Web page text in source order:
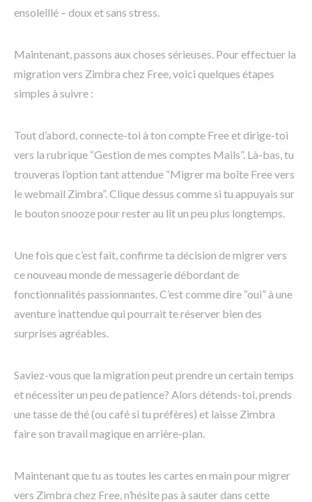
ensoleillé – doux et sans stress.
Maintenant, passons aux choses sérieuses. Pour effectuer la
migration vers Zimbra chez Free, voici quelques étapes
simples à suivre :
Tout d’abord, connecte-toi à ton compte Free et dirige-toi
vers la rubrique “Gestion de mes comptes Mails”. Là-bas, tu
trouveras l’option tant attendue “Migrer ma boîte Free vers
le webmail Zimbra”. Clique dessus comme si tu appuyais sur
le bouton snooze pour rester au lit un peu plus longtemps.
Une fois que c’est fait, confirme ta décision de migrer vers
ce nouveau monde de messagerie débordant de
fonctionnalités passionnantes. C’est comme dire “oui” à une
aventure inattendue qui pourrait te réserver bien des
surprises agréables.
Saviez-vous que la migration peut prendre un certain temps
et nécessiter un peu de patience? Alors détends-toi, prends
une tasse de thé (ou café si tu préfères) et laisse Zimbra
faire son travail magique en arrière-plan.
Maintenant que tu as toutes les cartes en main pour migrer
vers Zimbra chez Free, n’hésite pas à sauter dans cette